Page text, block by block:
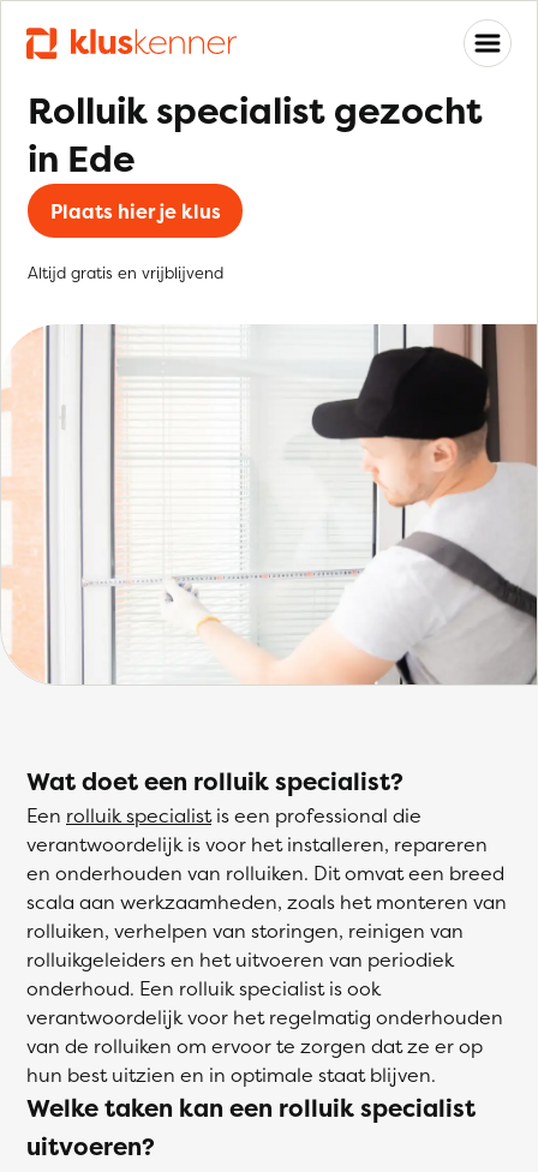
Rolluik specialist gezocht
in Ede
Plaats hier je klus
Altijd gratis en vrijblijvend
Wat doet een rolluik specialist?
Een rolluik specialistis een professional die
verantwoordelijk is voor het installeren, repareren
en onderhouden van rolluiken. Dit omvat een breed
scala aan werkzaamheden, zoals het monteren van
rolluiken, verhelpen van storingen, reinigen van
rolluikgeleiders en het uitvoeren van periodiek
onderhoud. Een rolluik specialist is ook
verantwoordelijk voor het regelmatig onderhouden
van de rolluiken om ervoor te zorgen dat ze er op
hun best uitzien en in optimale staat blijven.
Welke taken kan een rolluik specialist
uitvoeren?